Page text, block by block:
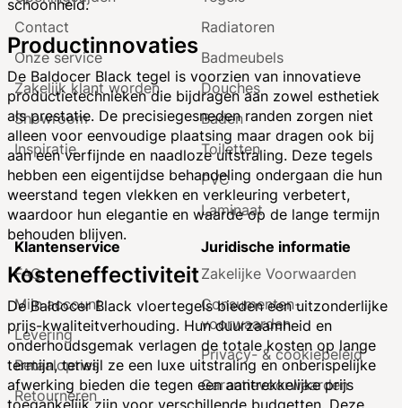
schoonheid.
Productinnovaties
De Baldocer Black tegel is voorzien van innovatieve
productietechnieken die bijdragen aan zowel esthetiek
als prestatie. De precisiegesneden randen zorgen niet
alleen voor eenvoudige plaatsing maar dragen ook bij
aan een verfijnde en naadloze uitstraling. Deze tegels
hebben een eigentijdse behandeling ondergaan die hun
weerstand tegen vlekken en verkleuring verbetert,
waardoor hun elegantie en waarde op de lange termijn
behouden blijven.
Kosteneffectiviteit
De Baldocer Black vloertegels bieden een uitzonderlijke
prijs-kwaliteitverhouding. Hun duurzaamheid en
onderhoudsgemak verlagen de totale kosten op lange
termijn, terwijl ze een luxe uitstraling en onberispelijke
afwerking bieden die tegen een aantrekkelijke prijs
toegankelijk zijn voor verschillende budgetten. Deze
Contact
Onze service
Zakelijk klant worden
Showroom
Inspiratie
Radiatoren
Badmeubels
Douches
Baden
Toiletten
PVC
Laminaat
Klantenservice
FAQ
Mijn account
Levering
Betaalopties
Retourneren
Juridische informatie
Zakelijke Voorwaarden
Consumenten­
voorwaarden
Privacy- & cookiebeleid
Garantie­voorwaarden